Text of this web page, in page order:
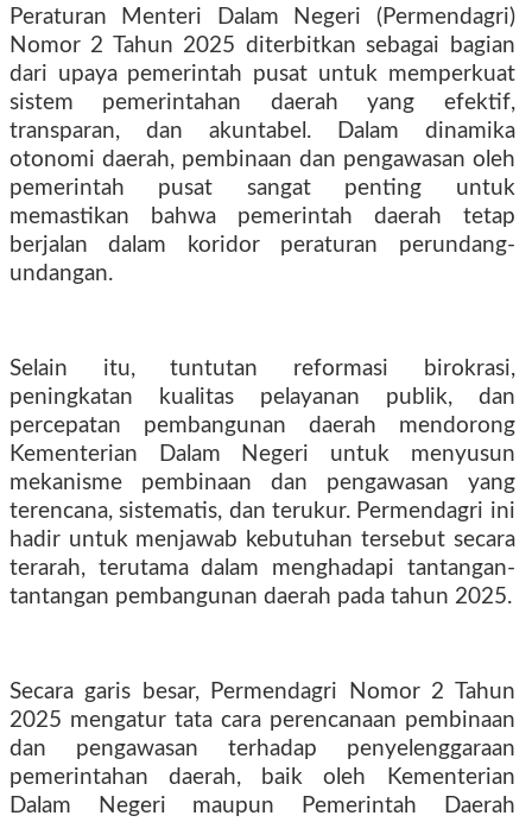
Peraturan Menteri Dalam Negeri (Permendagri)
Nomor 2 Tahun 2025 diterbitkan sebagai bagian
dari upaya pemerintah pusat untuk memperkuat
sistem pemerintahan daerah yang efektif,
transparan, dan akuntabel. Dalam dinamika
otonomi daerah, pembinaan dan pengawasan oleh
pemerintah pusat sangat penting untuk
memastikan bahwa pemerintah daerah tetap
berjalan dalam koridor peraturan perundang-
undangan.
Selain itu, tuntutan reformasi birokrasi,
peningkatan kualitas pelayanan publik, dan
percepatan pembangunan daerah mendorong
Kementerian Dalam Negeri untuk menyusun
mekanisme pembinaan dan pengawasan yang
terencana, sistematis, dan terukur. Permendagri ini
hadir untuk menjawab kebutuhan tersebut secara
terarah, terutama dalam menghadapi tantangan-
tantangan pembangunan daerah pada tahun 2025.
Secara garis besar, Permendagri Nomor 2 Tahun
2025 mengatur tata cara perencanaan pembinaan
dan pengawasan terhadap penyelenggaraan
pemerintahan daerah, baik oleh Kementerian
Dalam Negeri maupun Pemerintah Daerah